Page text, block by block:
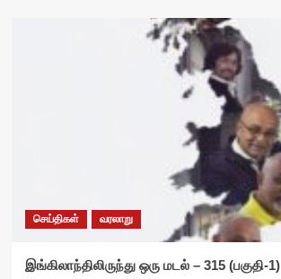
செய்திகள் வரலாறு
இங்கிலாந்திலிருந்து ஒரு மடல் – 315 (பகுதி-1)